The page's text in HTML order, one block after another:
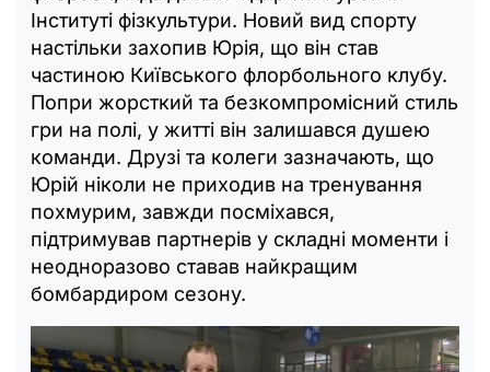
Інституті фізкультури. Новий вид спорту
настільки захопив Юрія, що він став
частиною Київського флорбольного клубу.
Попри жорсткий та безкомпромісний стиль
гри на полі, у житті він залишався душею
команди. Друзі та колеги зазначають, що
Юрій ніколи не приходив на тренування
похмурим, завжди посміхався,
підтримував партнерів у складні моменти і
неодноразово ставав найкращим
бомбардиром сезону.